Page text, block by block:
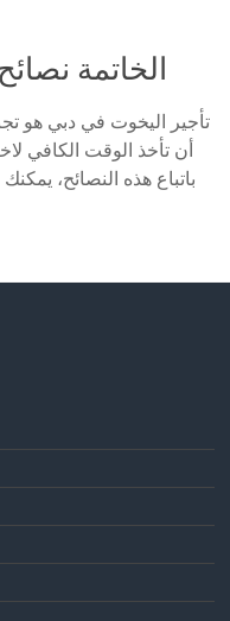
الخاتمة
تأجير اليخوت في دبي هو
أن تأخذ الوقت الكافي
باتباع هذه النصائح،